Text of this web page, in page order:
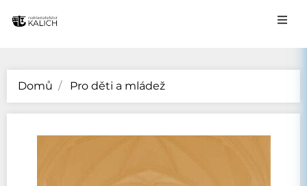
Domů Pro děti a mládež